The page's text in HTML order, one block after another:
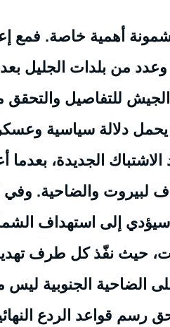
أهمية خاصة. فمع
وعدد من بلدات الجليل
الجيش للتفاصيل
يحمل دلالة سياسية
الجديدة، بعدما
لبيروت والضاحية. وفي
إلى استهداف
حيث نفّذ كل طرف
الضاحية الجنوبية
قواعد الردع